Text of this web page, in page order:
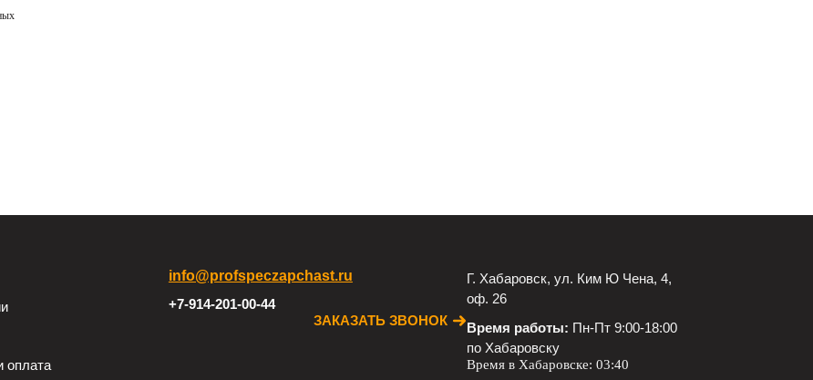
оплата
info@profspeczapchast.ru
+7-914-201-00-44
ЗАКАЗАТЬ ЗВОНОК
Г. Хабаровск, ул. Ким Ю Чена, 4,
оф. 26
Время работы: Пн-Пт 9:00-18:00
по Хабаровску
Время в Хабаровске:03:40